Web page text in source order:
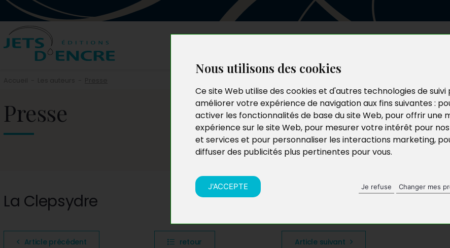
Nous utilisons des cookies
Ce site Web utilise des cookies et d'autres technologies de suivi
améliorer votre expérience de navigation aux fins suivantes :
activer les fonctionnalités de base du site Web, pour offrir une
expérience sur le site Web, pour mesurer votre intérêt pour
et services et pour personnaliser les interactions marketing,
diffuser des publicités plus pertinentes pour vous.
J'ACCEPTE Je refuse Changer mes
Presse
La Clepsydre
Article précédent retour Article suivant